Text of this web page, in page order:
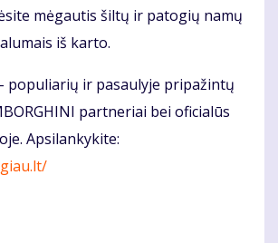
mėgautis šiltų ir patogių namų
iš karto.
- populiarių ir pasaulyje pripažintų
partneriai bei oficialūs
Apsilankykite: